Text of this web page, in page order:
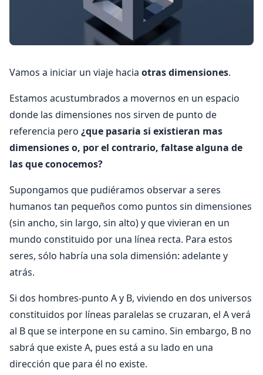
Vamos a iniciar un viaje hacia otras dimensiones.
Estamos acustumbrados a movernos en un espacio
donde las dimensiones nos sirven de punto de
referencia pero ¿que pasaria si existieran mas
dimensiones o, por el contrario, faltase alguna de
las que conocemos?
Supongamos que pudiéramos observar a seres
humanos tan pequeños como puntos sin dimensiones
(sin ancho, sin largo, sin alto) y que vivieran en un
mundo constituido por una línea recta. Para estos
seres, sólo habría una sola dimensión: adelante y
atrás.
Si dos hombres-punto A y B, viviendo en dos universos
constituidos por líneas paralelas se cruzaran, el A verá
al B que se interpone en su camino. Sin embargo, B no
sabrá que existe A, pues está a su lado en una
dirección que para él no existe.